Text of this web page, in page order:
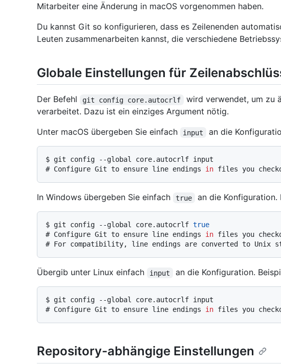
Mitarbeiter eine Änderung in macOS vorgenommen haben.
Du kannst Git so konfigurieren, dass es Zeilenenden
Leuten zusammenarbeiten kannst, die verschiedene
Globale Einstellungen für
Der Befehl git config core.autocrlf
wird verwendet, um zu
verarbeitet. Dazu ist ein einziges Argument nötig.
Unter macOS übergeben Sie einfach
input an die
$ git config --global core.autocrlf input
# Configure Git to ensure line endings in files you
In Windows übergeben Sie einfach true an die Konfiguration.
$ git config --global core.autocrlf true
# Configure Git to ensure line endings in files you
# For compatibility, line endings are converted to Unix
Übergib unter Linux einfach input an die Konfiguration.
$ git config --global core.autocrlf input
# Configure Git to ensure line endings in files you
Repository-abhängige Einstellungen